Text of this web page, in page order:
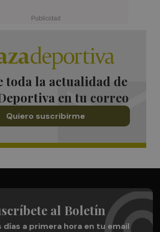
toda la actualidad de
en tu correo
Quiero suscribirme
al Boletín
días a primera hora en tu email